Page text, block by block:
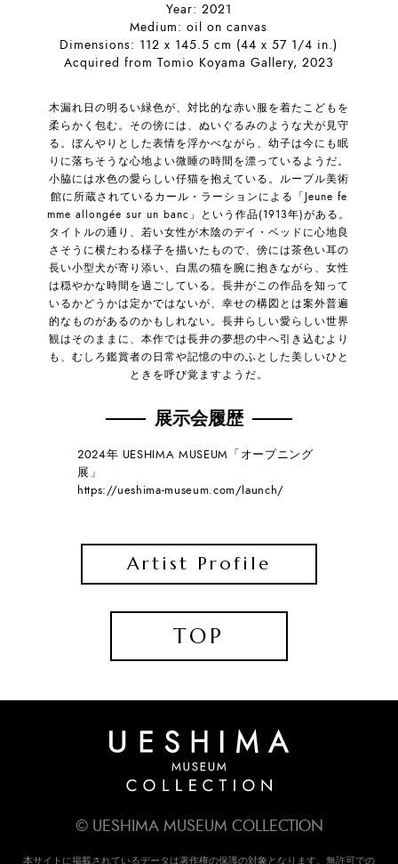
Year: 2021
Medium: oil on canvas
Dimensions: 112 x 145.5 cm (44 x 57 1/4 in.)
Acquired from Tomio Koyama Gallery, 2023
木漏れ日の明るい緑色が、対比的な赤い服を着たこどもを
柔らかく包む。その傍には、ぬいぐるみのような犬が見守
る。ぼんやりとした表情を浮かべながら、幼子は今にも眠
りに落ちそうな心地よい微睡の時間を漂っているようだ。
小脇には水色の愛らしい仔猫を抱えている。ルーブル美術
館に所蔵されているカール・ラーションによる「Jeune fe
mme allongée sur un banc」という作品(1913年)がある。
タイトルの通り、若い女性が木陰のデイ・ベッドに心地良
さそうに横たわる様子を描いたもので、傍には茶色い耳の
長い小型犬が寄り添い、白黒の猫を腕に抱きながら、女性
は穏やかな時間を過ごしている。長井がこの作品を知って
いるかどうかは定かではないが、幸せの構図とは案外普遍
的なものがあるのかもしれない。長井らしい愛らしい世界
観はそのままに、本作では長井の夢想の中へ引き込むより
も、むしろ鑑賞者の日常や記憶の中のふとした美しいひと
ときを呼び覚ますようだ。
展示会履歴
2024年 UESHIMA MUSEUM「オープニング
展」
https://ueshima-museum.com/launch/
Artist Profile
TOP
© UESHIMA MUSEUM COLLECTION
本サイトに掲載されているデータは著作権の保護の対象となります。無許可での